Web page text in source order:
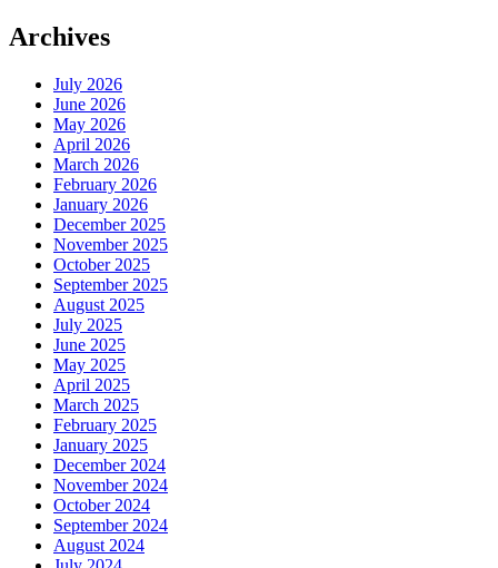
Archives
July 2026
June 2026
May 2026
April 2026
March 2026
February 2026
January 2026
December 2025
November 2025
October 2025
September 2025
August 2025
July 2025
June 2025
May 2025
April 2025
March 2025
February 2025
January 2025
December 2024
November 2024
October 2024
September 2024
August 2024